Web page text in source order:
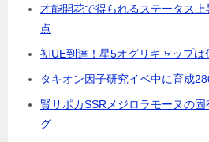
才能開花で得られるステータス
点
初UE到達！星5オグリキャップは
タキオン因子研究イベ中に育成
賢サポカSSRメジロラモーヌの
グ